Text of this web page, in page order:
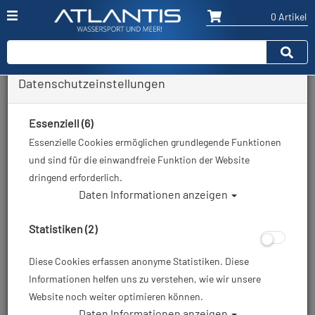
0 Artikel
Zurück
Datenschutzeinstellungen
Essenziell (6)
Essenzielle Cookies ermöglichen grundlegende Funktionen
und sind für die einwandfreie Funktion der Website
dringend erforderlich.
Daten Informationen anzeigen
Statistiken (2)
Diese Cookies erfassen anonyme Statistiken. Diese
Informationen helfen uns zu verstehen, wie wir unsere
Website noch weiter optimieren können.